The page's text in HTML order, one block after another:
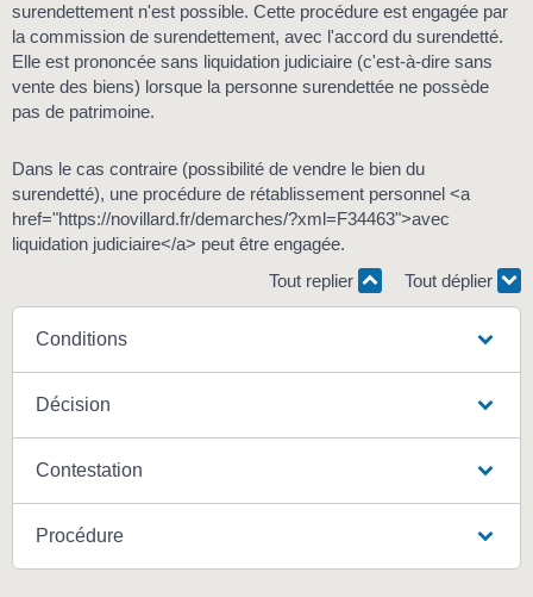
surendettement n'est possible. Cette procédure est engagée par
la commission de surendettement, avec l'accord du surendetté.
Elle est prononcée sans liquidation judiciaire (c'est-à-dire sans
vente des biens) lorsque la personne surendettée ne possède
pas de patrimoine.
Dans le cas contraire (possibilité de vendre le bien du
surendetté), une procédure de rétablissement personnel <a
href="https://novillard.fr/demarches/?xml=F34463">avec
liquidation judiciaire</a> peut être engagée.
Tout replier
Tout déplier
Conditions
Décision
Contestation
Procédure